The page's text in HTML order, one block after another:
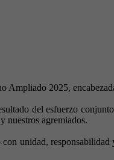
2025,
del esfuerzo
nuestros agremiados.
unidad,